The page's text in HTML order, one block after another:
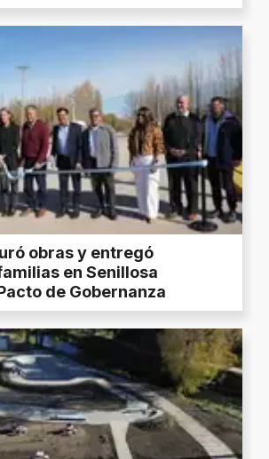
obras y entregó
en Senillosa
de Gobernanza